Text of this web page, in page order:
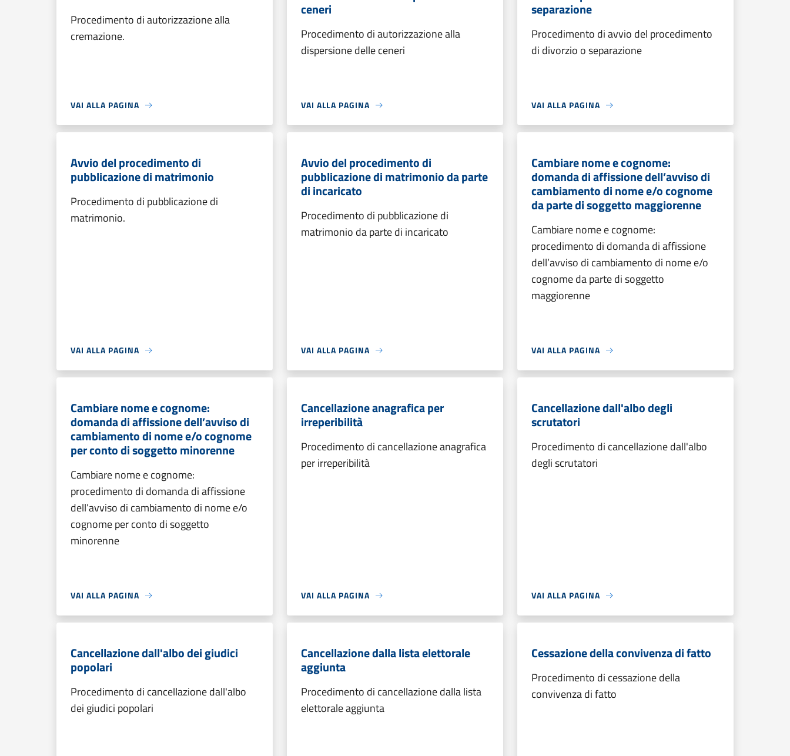
Procedimento di autorizzazione alla
cremazione.
VAI ALLA PAGINA
ceneri
Procedimento di autorizzazione alla
dispersione delle ceneri
VAI ALLA PAGINA
separazione
Procedimento di avvio del procedimento
di divorzio o separazione
VAI ALLA PAGINA
Avvio del procedimento di
pubblicazione di matrimonio
Procedimento di pubblicazione di
matrimonio.
VAI ALLA PAGINA
Avvio del procedimento di
pubblicazione di matrimonio da parte
di incaricato
Procedimento di pubblicazione di
matrimonio da parte di incaricato
VAI ALLA PAGINA
Cambiare nome e cognome:
domanda di affissione dell’avviso di
cambiamento di nome e/o cognome
da parte di soggetto maggiorenne
Cambiare nome e cognome:
procedimento di domanda di affissione
dell’avviso di cambiamento di nome e/o
cognome da parte di soggetto
maggiorenne
VAI ALLA PAGINA
Cambiare nome e cognome:
domanda di affissione dell’avviso di
cambiamento di nome e/o cognome
per conto di soggetto minorenne
Cambiare nome e cognome:
procedimento di domanda di affissione
dell’avviso di cambiamento di nome e/o
cognome per conto di soggetto
minorenne
VAI ALLA PAGINA
Cancellazione anagrafica per
irreperibilità
Procedimento di cancellazione anagrafica
per irreperibilità
VAI ALLA PAGINA
Cancellazione dall'albo degli
scrutatori
Procedimento di cancellazione dall'albo
degli scrutatori
VAI ALLA PAGINA
Cancellazione dall'albo dei giudici
popolari
Procedimento di cancellazione dall'albo
dei giudici popolari
Cancellazione dalla lista elettorale
aggiunta
Procedimento di cancellazione dalla lista
elettorale aggiunta
Cessazione della convivenza di fatto
Procedimento di cessazione della
convivenza di fatto